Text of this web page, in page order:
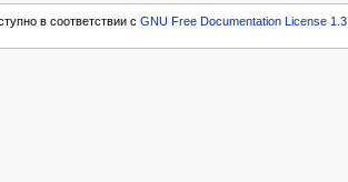
в соответствии сGNU Free Documentation License 1.3